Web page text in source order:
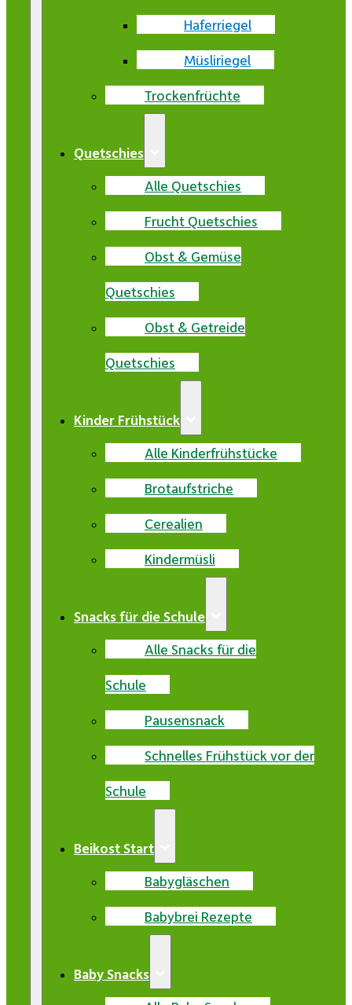
Haferriegel
Müsliriegel
Trockenfrüchte
Quetschies
Alle Quetschies
Frucht Quetschies
Obst & Gemüse
Quetschies
Obst & Getreide
Quetschies
Kinder Frühstück
Alle Kinderfrühstücke
Brotaufstriche
Cerealien
Kindermüsli
Snacks für die Schule
Alle Snacks für die
Schule
Pausensnack
Schnelles Frühstück vor der
Schule
Beikost Start
Babygläschen
Babybrei Rezepte
Baby Snacks